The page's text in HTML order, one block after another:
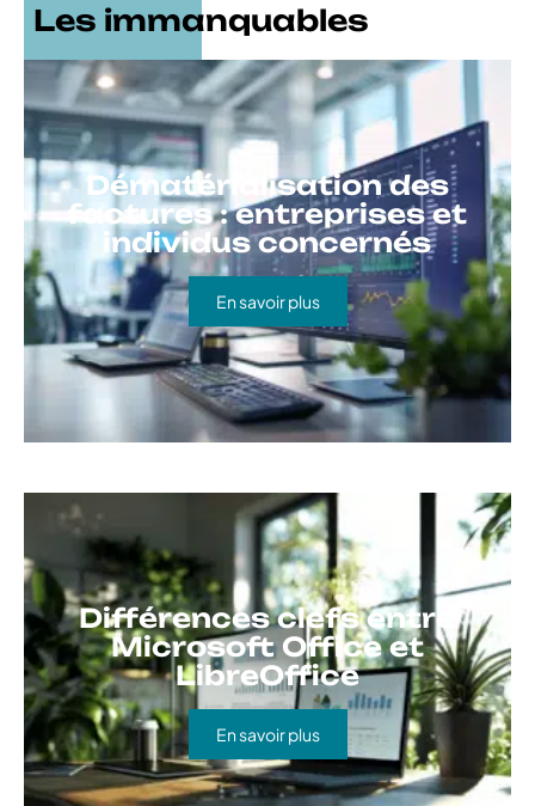
Les immanquables
Dématérialisation des
factures : entreprises et
individus concernés
En savoir plus
Différences clefs entre
Microsoft Office et
LibreOffice
En savoir plus